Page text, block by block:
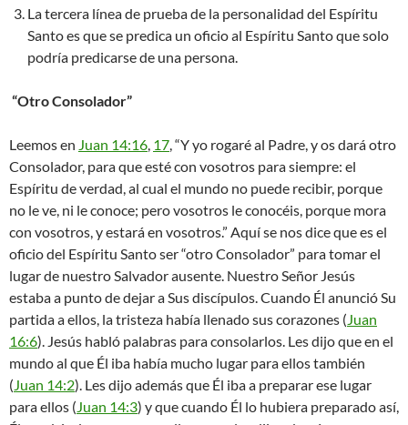
La tercera línea de prueba de la personalidad del Espíritu
Santo es que se predica un oficio al Espíritu Santo que solo
podría predicarse de una persona.
“Otro Consolador”
Leemos en Juan 14:16, 17, “Y yo rogaré al Padre, y os dará otro
Consolador, para que esté con vosotros para siempre: el
Espíritu de verdad, al cual el mundo no puede recibir, porque
no le ve, ni le conoce; pero vosotros le conocéis, porque mora
con vosotros, y estará en vosotros.” Aquí se nos dice que es el
oficio del Espíritu Santo ser “otro Consolador” para tomar el
lugar de nuestro Salvador ausente. Nuestro Señor Jesús
estaba a punto de dejar a Sus discípulos. Cuando Él anunció Su
partida a ellos, la tristeza había llenado sus corazones (Juan
16:6). Jesús habló palabras para consolarlos. Les dijo que en el
mundo al que Él iba había mucho lugar para ellos también
(Juan 14:2). Les dijo además que Él iba a preparar ese lugar
para ellos (Juan 14:3) y que cuando Él lo hubiera preparado así,